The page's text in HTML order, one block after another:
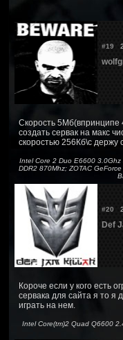
#19
Скорость 5Мб(впринципе
создать сервак на макс
скоростью 256Кб\с держу
Intel Core 2 Duo E6600
DDR2 870Mhz; ZOTAC
#20
Def
Короче если у кого есть
сервака для сайта я то
играть на нем.
Intel Core(tm)2 Quad Q6600